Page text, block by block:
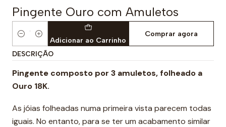
Pingente Ouro com Amuletos
QuantidadeAdicionar ao Carrinho
Comprar agora
DESCRIÇÃO
Pingente composto por 3 amuletos,folheado a
Ouro 18K.
As jóias folheadas numa primeira vista parecem todas
iguais. No entanto, para se ter um acabamento similar